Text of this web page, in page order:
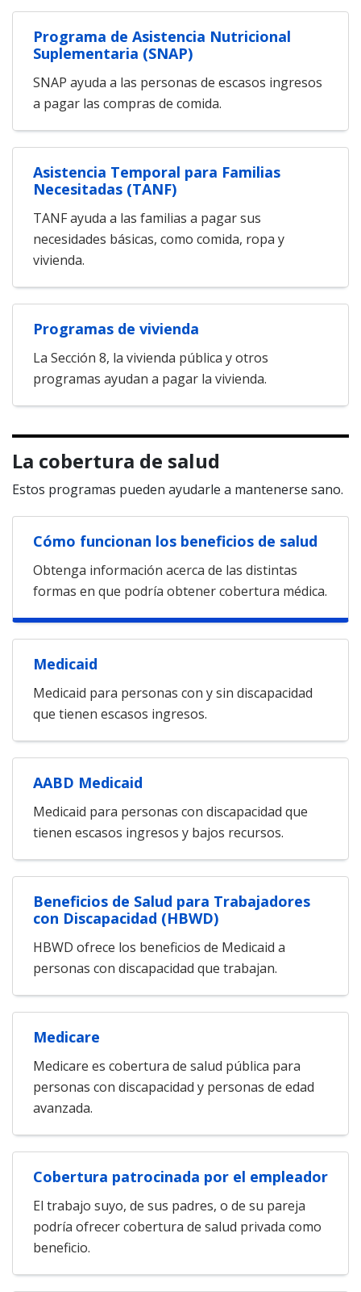
Programa de Asistencia Nutricional
Suplementaria (SNAP)
SNAP ayuda a las personas de escasos ingresos
a pagar las compras de comida.
Asistencia Temporal para Familias
Necesitadas (TANF)
TANF ayuda a las familias a pagar sus
necesidades básicas, como comida, ropa y
vivienda.
Programas de vivienda
La Sección 8, la vivienda pública y otros
programas ayudan a pagar la vivienda.
La cobertura de salud
Estos programas pueden ayudarle a mantenerse sano.
Cómo funcionan los beneficios de salud
Obtenga información acerca de las distintas
formas en que podría obtener cobertura médica.
Medicaid
Medicaid para personas con y sin discapacidad
que tienen escasos ingresos.
AABD Medicaid
Medicaid para personas con discapacidad que
tienen escasos ingresos y bajos recursos.
Beneficios de Salud para Trabajadores
con Discapacidad (HBWD)
HBWD ofrece los beneficios de Medicaid a
personas con discapacidad que trabajan.
Medicare
Medicare es cobertura de salud pública para
personas con discapacidad y personas de edad
avanzada.
Cobertura patrocinada por el empleador
El trabajo suyo, de sus padres, o de su pareja
podría ofrecer cobertura de salud privada como
beneficio.